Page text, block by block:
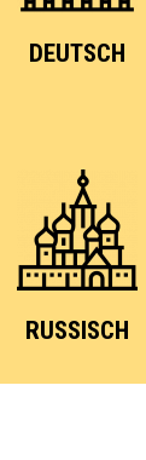
DEUTSCH
RUSSISCH